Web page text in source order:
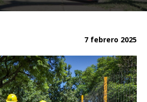
7 febrero 2025